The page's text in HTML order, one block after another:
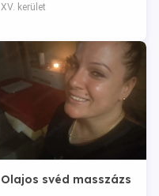
XV. kerület
Olajos svéd masszázs